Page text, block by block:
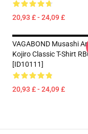
20,93 £ - 24,09 £
VAGABOND Musashi
Kojiro Classic T-Shirt
[ID10111]
20,93 £ - 24,09 £